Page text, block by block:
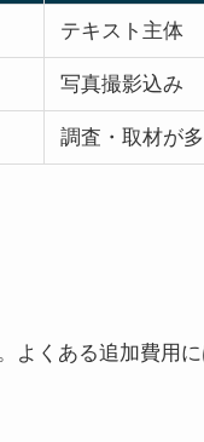
テキスト主体
写真撮影込み
調査・取材が
よくある追加費用